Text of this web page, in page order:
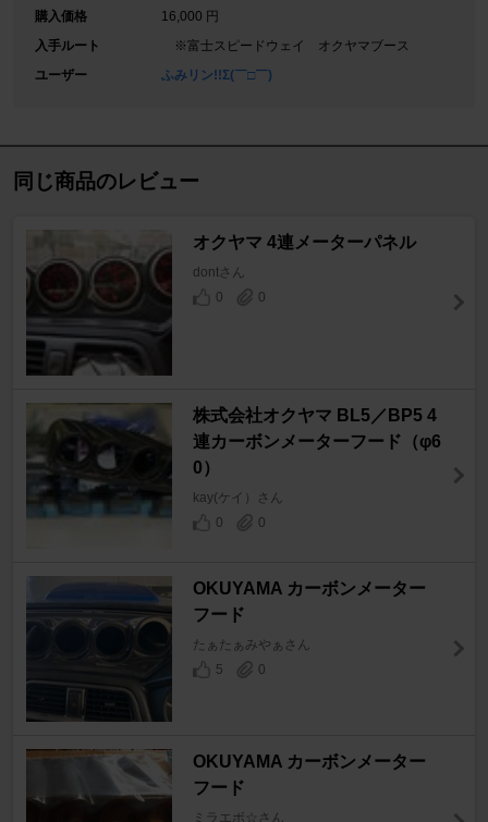
購入価格
16,000 円
入手ルート
※富士スピードウェイ オクヤマブース
ユーザー
ふみリン!!Σ(￣□￣)
同じ商品のレビュー
オクヤマ 4連メーターパネル
dontさん
0
0
株式会社オクヤマ BL5／BP5 4
連カーボンメーターフード（φ6
0）
kay(ケイ）さん
0
0
OKUYAMA カーボンメーター
フード
たぁたぁみやぁさん
5
0
OKUYAMA カーボンメーター
フード
ミラエボ☆さん